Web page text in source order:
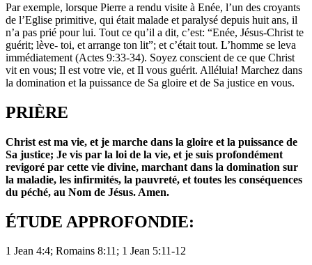
Par exemple, lorsque Pierre a rendu visite à Enée, l’un des croyants
de l’Eglise primitive, qui était malade et paralysé depuis huit ans, il
n’a pas prié pour lui. Tout ce qu’il a dit, c’est: “Enée, Jésus-Christ te
guérit; lève- toi, et arrange ton lit”; et c’était tout. L’homme se leva
immédiatement (Actes 9:33-34). Soyez conscient de ce que Christ
vit en vous; Il est votre vie, et Il vous guérit. Alléluia! Marchez dans
la domination et la puissance de Sa gloire et de Sa justice en vous.
PRIÈRE
Christ est ma vie, et je marche dans la gloire et la puissance de
Sa justice; Je vis par la loi de la vie, et je suis profondément
revigoré par cette vie divine, marchant dans la domination sur
la maladie, les infirmités, la pauvreté, et toutes les conséquences
du péché, au Nom de Jésus. Amen.
ÉTUDE APPROFONDIE:
1 Jean 4:4; Romains 8:11; 1 Jean 5:11-12